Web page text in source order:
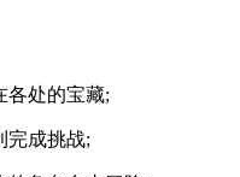
各处的宝藏;
完成挑战;